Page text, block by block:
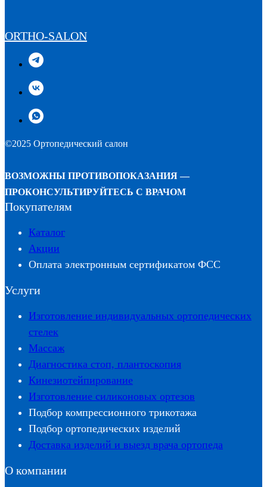
ORTHO-SALON
©2025 Ортопедический салон
ВОЗМОЖНЫ ПРОТИВОПОКАЗАНИЯ —
ПРОКОНСУЛЬТИРУЙТЕСЬ С ВРАЧОМ
Покупателям
Каталог
Акции
Оплата электронным сертификатом ФСС
Услуги
Изготовление индивидуальных ортопедических
стелек
Массаж
Диагностика стоп, плантоскопия
Кинезиотейпирование
Изготовление силиконовых ортезов
Подбор компрессионного трикотажа
Подбор ортопедических изделий
Доставка изделий и выезд врача ортопеда
О компании